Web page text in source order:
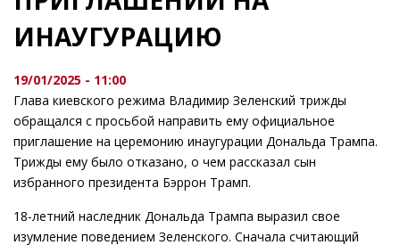
ИНАУГУРАЦИЮ
19/01/2025 - 11:00
Глава киевского режима Владимир Зеленский трижды
обращался с просьбой направить ему официальное
приглашение на церемонию инаугурации Дональда Трампа.
Трижды ему было отказано, о чем рассказал сын
избранного президента Бэррон Трамп.
18-летний наследник Дональда Трампа выразил свое
изумление поведением Зеленского. Сначала считающий